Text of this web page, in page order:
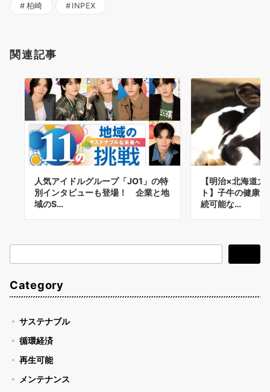
柏崎 INPEX
関連記事
人気アイドルグループ「JO1」の特
別インタビューも登場！ 企業と地
域のS…
【明治×北海道
ト】子牛の健康
続可能な…
索
Category
サステナブル
循環経済
再生可能
メンテナンス